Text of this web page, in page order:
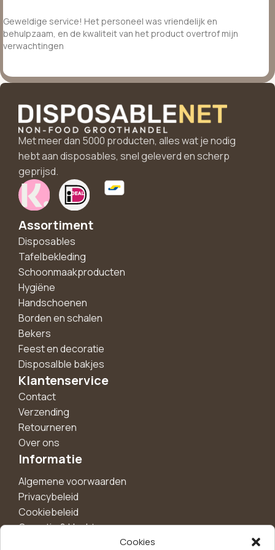
Cookies
Geweldige service! Het personeel was vriendelijk en
behulpzaam, en de kwaliteit van het product overtrof mijn
verwachtingen
Met meer dan 5000 producten, alles wat je nodig
hebt aan disposables, snel geleverd en scherp
geprijsd.
Assortiment
Disposables
Tafelbekleding
Schoonmaakproducten
Hygiëne
Handschoenen
Borden en schalen
Bekers
Feest en decoratie
Disposalble bakjes
Klantenservice
Contact
Verzending
Retourneren
Over ons
Informatie
Algemene voorwaarden
Privacybeleid
Cookiebeleid
Garantie & klachten